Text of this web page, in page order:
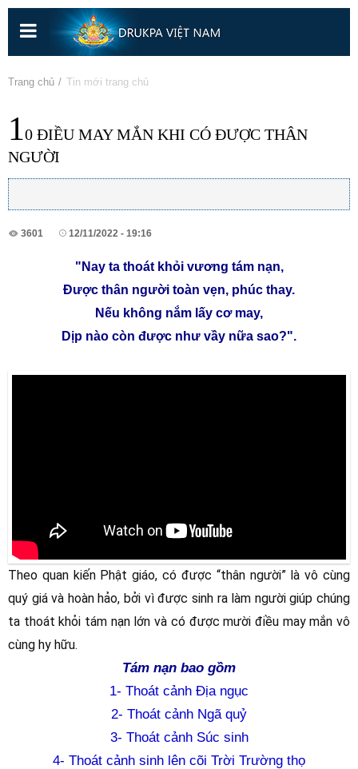
Nhảy
nội
dung
Trang chủ » Tin mới trang chủ
10 ĐIỀU MAY MẮN KHI CÓ ĐƯỢC THÂN
NGƯỜI
3601 12/11/2022 - 19:16
"Nay ta thoát khỏi vương tám nạn,
Được thân người toàn vẹn, phúc thay.
Nếu không nắm lấy cơ may,
Dịp nào còn được như vầy nữa sao?".
Theo quan kiến Phật giáo, có được “thân người” là vô cùng
quý giá và hoàn hảo, bởi vì được sinh ra làm người giúp chúng
ta thoát khỏi tám nạn lớn và có được mười điều may mắn vô
cùng hy hữu.
Tám nạn bao gồm
1- Thoát cảnh Địa ngục
2- Thoát cảnh Ngã quỷ
3- Thoát cảnh Súc sinh
4- Thoát cảnh sinh lên cõi Trời Trường thọ